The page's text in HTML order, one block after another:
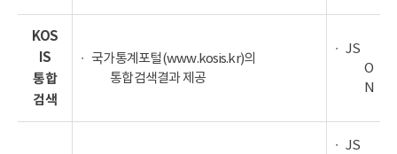
KOS
IS
통합
검색
국가통계포털(www.kosis.kr)의
통합검색결과 제공
JS
O
N
JS